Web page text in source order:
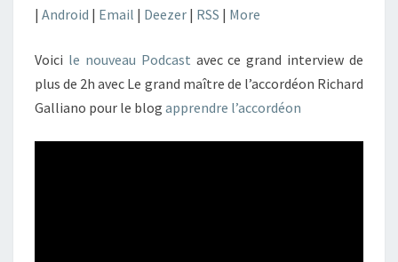
| Android | Email | Deezer | RSS | More
Voici le nouveau Podcast avec ce grand interview de
plus de 2h avec Le grand maître de l’accordéon Richard
Galliano pour le blog apprendre l’accordéon